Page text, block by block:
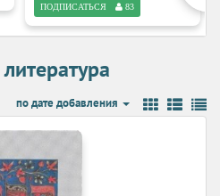
ПОДПИСАТЬСЯ 83
по дате добавления